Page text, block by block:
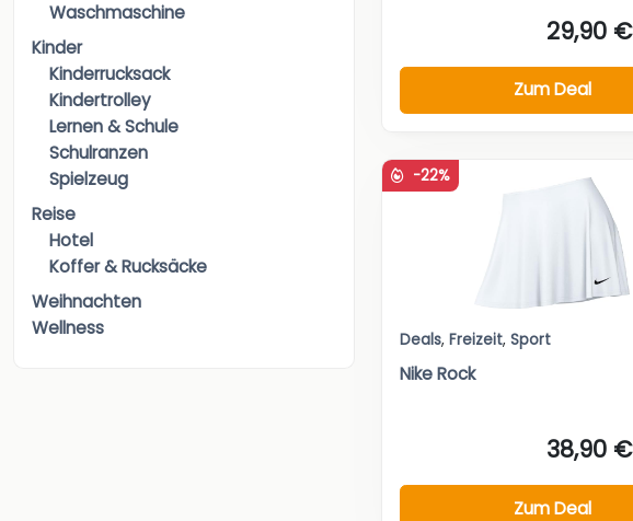
Waschmaschine
Kinder
Kinderrucksack
Kindertrolley
Lernen & Schule
Schulranzen
Spielzeug
Reise
Hotel
Koffer & Rucksäcke
Weihnachten
Wellness
29,90 €
Zum Deal
-22%
Deals, Freizeit, Sport
Nike Rock
38,90 €
Zum Deal